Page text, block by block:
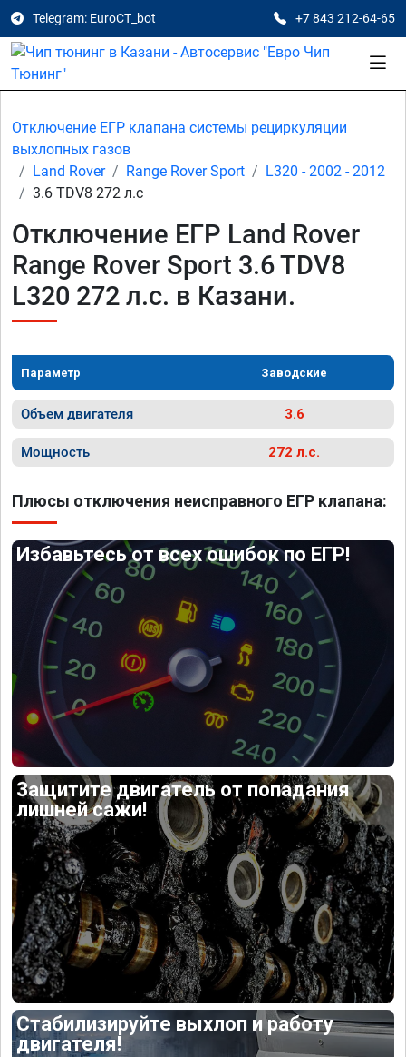
Telegram: EuroCT_bot +7 843 212-64-65
Отключение ЕГР клапана системы рециркуляции
выхлопных газов
Land Rover
Range Rover Sport
L320 - 2002 - 2012
3.6 TDV8 272 л.с
Отключение ЕГР Land Rover
Range Rover Sport 3.6 TDV8
L320 272 л.с. в Казани.
Параметр Заводские
Объем двигателя 3.6
Мощность 272 л.с.
Плюсы отключения неисправного ЕГР клапана:
Избавьтесь от всех ошибок по ЕГР!
Защитите двигатель от попадания
лишней сажи!
Стабилизируйте выхлоп и работу
двигателя!